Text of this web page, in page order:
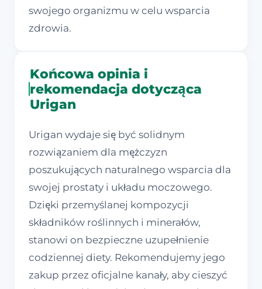
swojego organizmu w celu wsparcia
zdrowia.
Końcowa opinia i
rekomendacja dotycząca
Urigan
Urigan wydaje się być solidnym
rozwiązaniem dla mężczyzn
poszukujących naturalnego wsparcia dla
swojej prostaty i układu moczowego.
Dzięki przemyślanej kompozycji
składników roślinnych i minerałów,
stanowi on bezpieczne uzupełnienie
codziennej diety. Rekomendujemy jego
zakup przez oficjalne kanały, aby cieszyć